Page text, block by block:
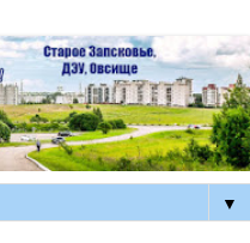
▼